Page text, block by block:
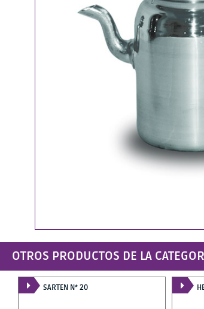
OTROS PRODUCTOS DE LA
SARTEN N* 20